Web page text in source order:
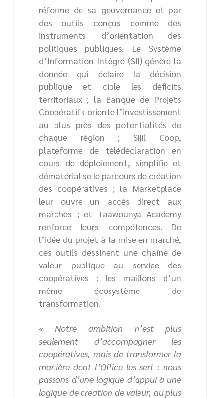
réforme de sa gouvernance et par
des outils conçus comme des
instruments d’orientation des
politiques publiques. Le Système
d’Information Intégré (SII) génère la
donnée qui éclaire la décision
publique et cible les déficits
territoriaux ; la Banque de Projets
Coopératifs oriente l’investissement
au plus près des potentialités de
chaque région ; Sijil Coop,
plateforme de télédéclaration en
cours de déploiement, simplifie et
dématérialise le parcours de création
des coopératives ; la Marketplace
leur ouvre un accès direct aux
marchés ; et Taawounya Academy
renforce leurs compétences. De
l’idée du projet à la mise en marché,
ces outils dessinent une chaîne de
valeur publique au service des
coopératives : les maillons d’un
même écosystème de
transformation.
« Notre ambition n’est plus
seulement d’accompagner les
coopératives, mais de transformer la
manière dont l’Office les sert : nous
passons d’une logique d’appui à une
logique de création de valeur, au plus